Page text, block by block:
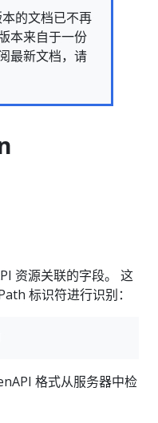
的文档已不再
本来自于一份
最新文档，请
资源关联的字段。 这
标识符进行识别：
格式从服务器中检